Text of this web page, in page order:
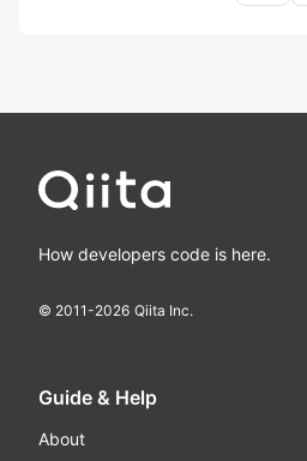
How developers code is here.
© 2011-2026 Qiita Inc.
Guide & Help
About